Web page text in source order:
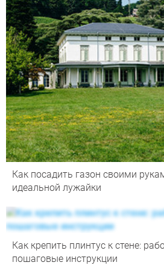
Как посадить газон своими
идеальной лужайки
Как крепить плинтус к стене:
пошаговые инструкции